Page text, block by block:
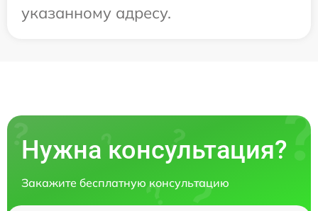
указанному адресу.
Нужна консультация?
Закажите бесплатную консультацию